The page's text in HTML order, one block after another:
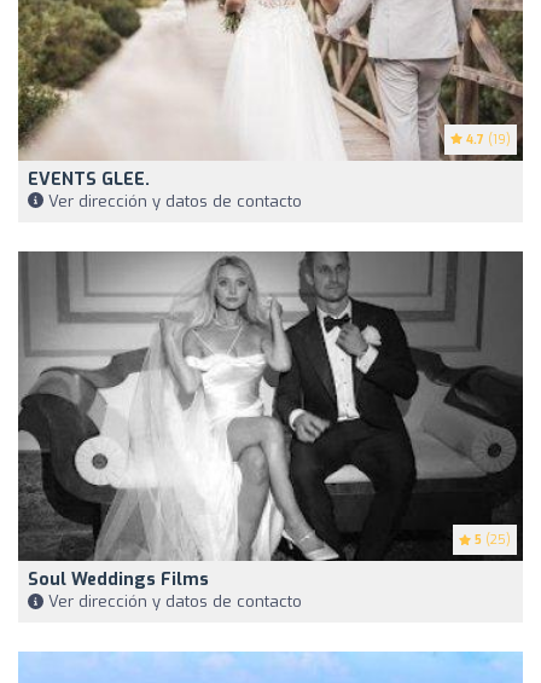
4.7 (19)
EVENTS GLEE.
Ver dirección y datos de contacto
5 (25)
Soul Weddings Films
Ver dirección y datos de contacto